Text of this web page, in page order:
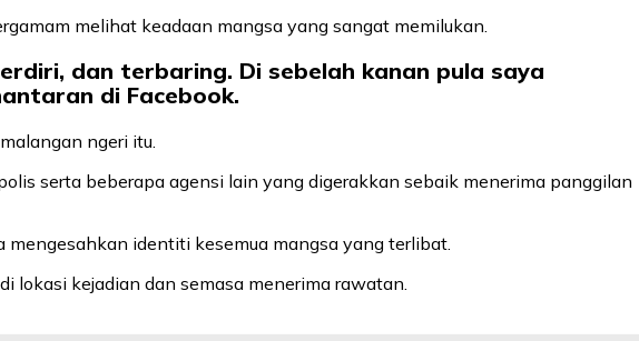
melihat keadaan mangsa yang sangat memilukan.
dan terbaring. Di sebelah kanan pula saya
di Facebook.
ngeri itu.
serta beberapa agensi lain yang digerakkan sebaik menerima panggilan
identiti kesemua mangsa yang terlibat.
lokasi kejadian dan semasa menerima rawatan.